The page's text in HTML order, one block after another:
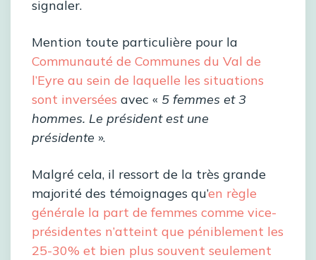
signaler.
Mention toute particulière pour la
Communauté de Communes du Val de
l’Eyre au sein de laquelle les situations
sont inversées avec « 5 femmes et 3
hommes. Le président est une
présidente ».
Malgré cela, il ressort de la très grande
majorité des témoignages qu’en règle
générale la part de femmes comme vice-
présidentes n’atteint que péniblement les
25-30% et bien plus souvent seulement